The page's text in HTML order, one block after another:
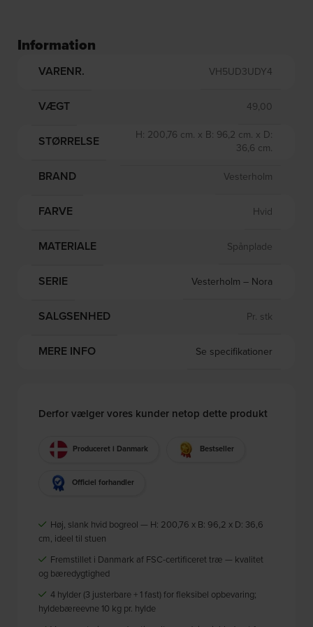
Information
VARENR. VH5UD3UDY4
VÆGT 49,00
STØRRELSE
H: 200,76 cm. x B: 96,2 cm. x D:
36,6 cm.
BRAND Vesterholm
FARVE Hvid
MATERIALE Spånplade
SERIE Vesterholm – Nora
SALGSENHED Pr. stk
MERE INFO Se specifikationer
Derfor vælger vores kunder netop dette produkt
Produceret i Danmark Bestseller
Officiel forhandler
Høj, slank hvid bogreol — H: 200,76 x B: 96,2 x D: 36,6
cm, ideel til stuen
Fremstillet i Danmark af FSC-certificeret træ — kvalitet
og bæredygtighed
4 hylder (3 justerbare + 1 fast) for fleksibel opbevaring;
hyldebæreevne 10 kg pr. hylde